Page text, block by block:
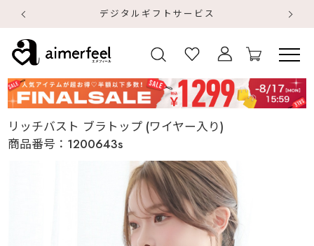
デジタルギフトサービス
リッチバスト ブラトップ (ワイヤー入り)
商品番号： 1200643s